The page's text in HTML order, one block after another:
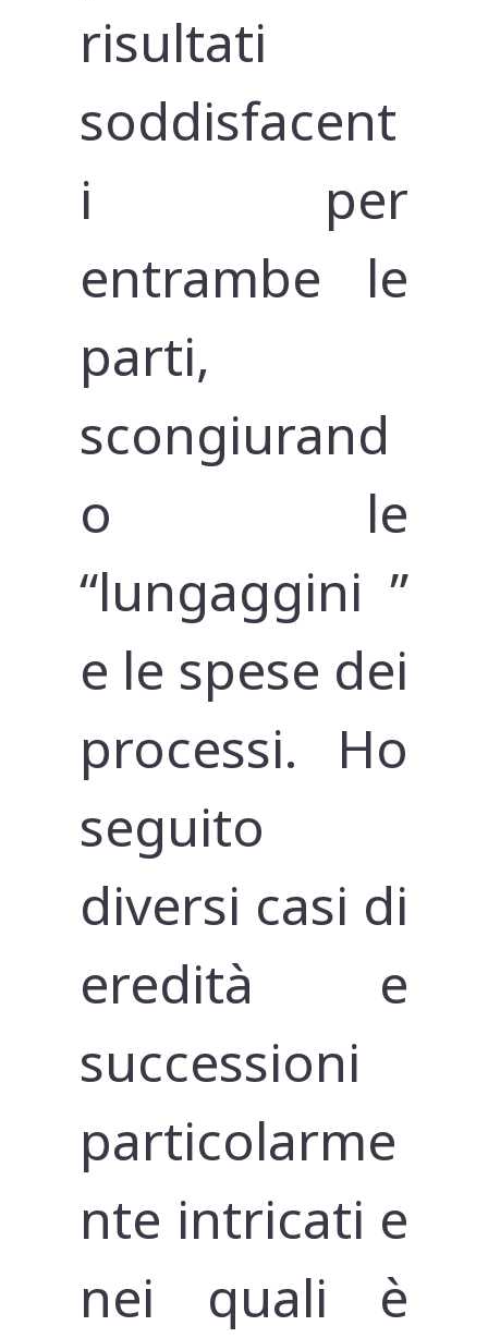
risultati
soddisfacent
i per
entrambe le
parti,
scongiurand
o le
“lungaggini ”
e le spese dei
processi. Ho
seguito
diversi casi di
eredità e
successioni
particolarme
nte intricati e
nei quali è